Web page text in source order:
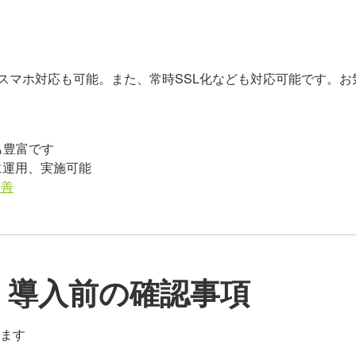
ホ対応も可能。また、常時SSL化なども対応可能です。お
富です
用、実施可能
入前の確認事項
す